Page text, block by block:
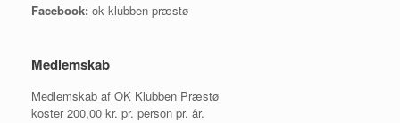
Facebook: ok klubben præstø
Medlemskab
Medlemskab af OK Klubben Præstø
koster 200,00 kr. pr. person pr. år.